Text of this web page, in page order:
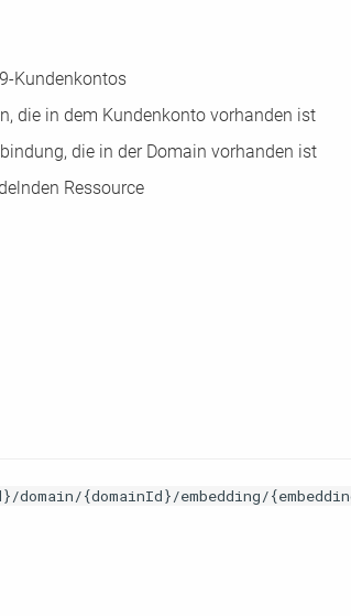
Kundenkontos
die in dem Kundenkonto vorhanden ist
die in der Domain vorhanden ist
Ressource
{domainId}/embedding/